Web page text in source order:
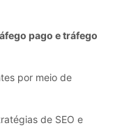
pago e tráfego
por meio de
de SEO e